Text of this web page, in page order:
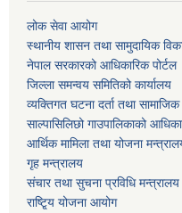
लोक सेवा आयोग
स्थानीय शासन तथा सामुदायिक
नेपाल सरकारको आधिकारिक पोर्टल
जिल्ला समन्वय समितिको कार्यालय
व्यक्तिगत घटना दर्ता तथा
साल्पासिलिछो गाउपालिकाको
आर्थिक मामिला तथा योजना
गृह मन्त्रालय
संचार तथा सुचना प्रविधि मन्त्रालय
राष्टि्ृय योजना आयोग